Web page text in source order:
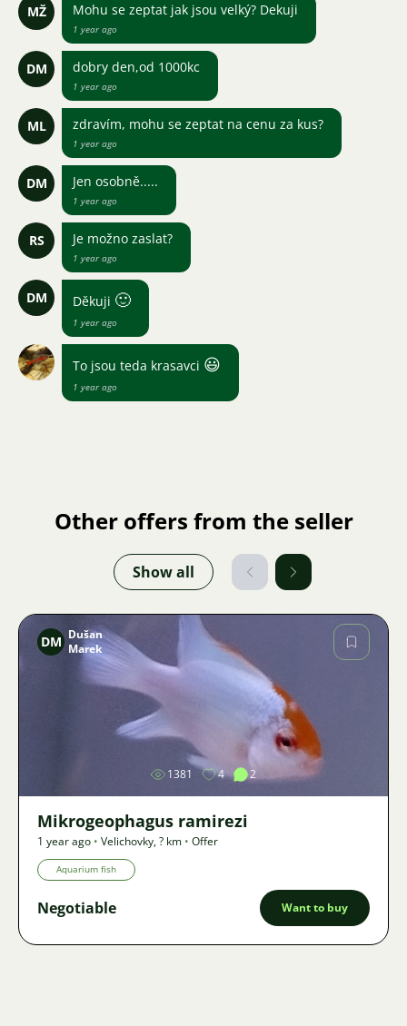
MŽ Mohu se zeptat jak jsou velký? Dekuji
1 year ago
DM dobry den,od 1000kc
1 year ago
ML zdravím, mohu se zeptat na cenu za kus?
1 year ago
DM Jen osobně.....
1 year ago
RS Je možno zaslat?
1 year ago
DM Děkuji 🙂
1 year ago
To jsou teda krasavci 😃
1 year ago
Other offers from the seller
Show all
DM Dušan
Marek
1381 4 2
Mikrogeophagus ramirezi
1 year ago • Velichovky,? km • Offer
Aquarium fish
Negotiable Want to buy